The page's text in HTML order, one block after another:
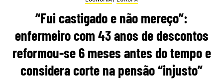
“Fui castigado e não mereço”:
enfermeiro com 43 anos de descontos
reformou-se 6 meses antes do tempo e
considera corte na pensão “injusto”